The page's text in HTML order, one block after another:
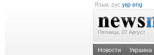
Язык: рус укр eng
Пятница, 07 Август
Новости Украина